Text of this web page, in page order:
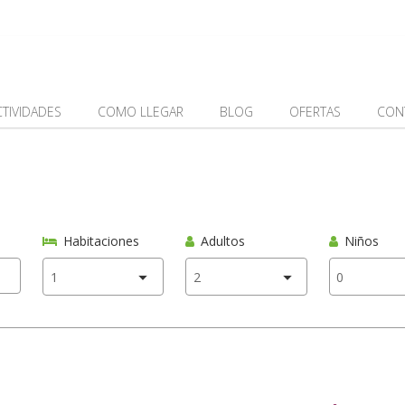
COMO LLEGAR BLOG OFERTAS
Habitaciones Adultos Niños